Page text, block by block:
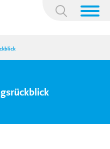
Suchbegriff: